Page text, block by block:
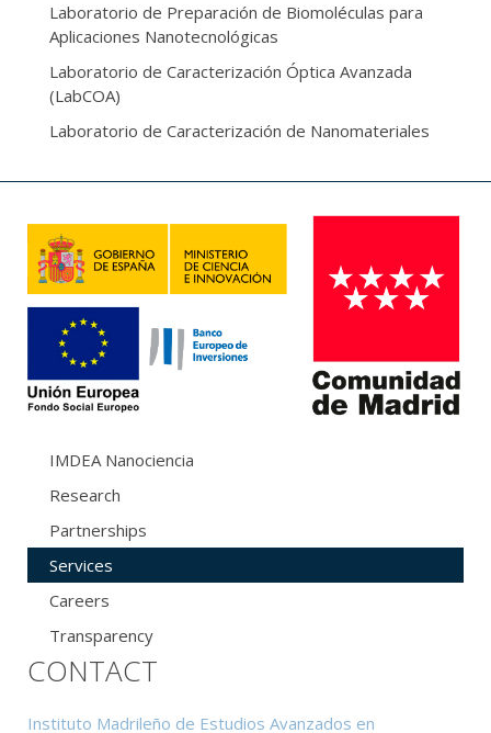
Laboratorio de Preparación de Biomoléculas para
Aplicaciones Nanotecnológicas
Laboratorio de Caracterización Óptica Avanzada
(LabCOA)
Laboratorio de Caracterización de Nanomateriales
IMDEA Nanociencia
Research
Partnerships
Services
Careers
Transparency
CONTACT
Instituto Madrileño de Estudios Avanzados en